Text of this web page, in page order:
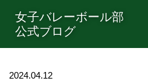
女子バレーボール部
公式ブログ
2024.04.12